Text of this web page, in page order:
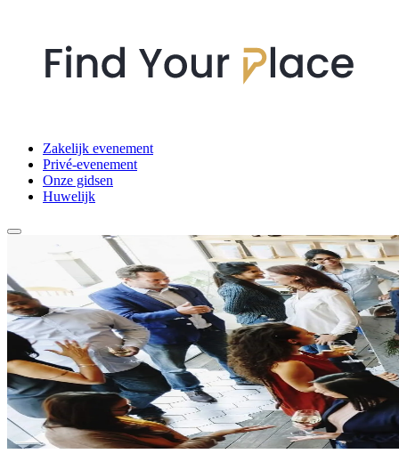
Zakelijk evenement
Privé-evenement
Onze gidsen
Huwelijk